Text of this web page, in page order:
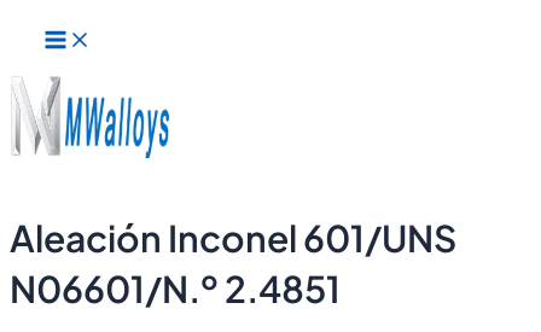
contenido
principal
Aleación Inconel 601/UNS
N06601/N.º 2.4851